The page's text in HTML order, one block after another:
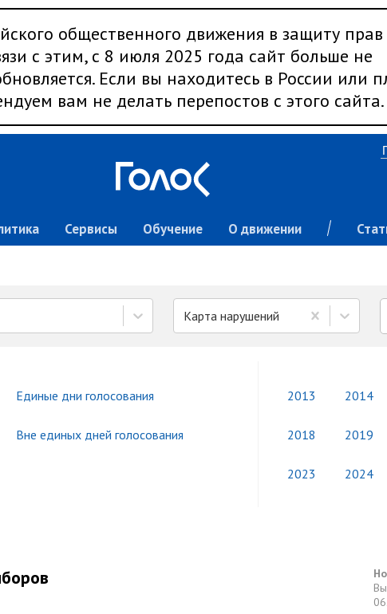
общественного движения в защиту
с этим, с 8 июля 2025 года сайт больше не
Если вы находитесь в России или
вам не делать перепостов с этого сайта.
Сервисы Обучение О движении
Карта нарушений
Единые дни голосования
Вне единых дней голосования
2013 2014
2018 2019
2023 2024